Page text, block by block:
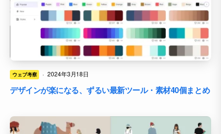
ウェブ考察 · 2024年3月18日
デザインが楽になる、ずるい最新ツール・素材40個まとめ